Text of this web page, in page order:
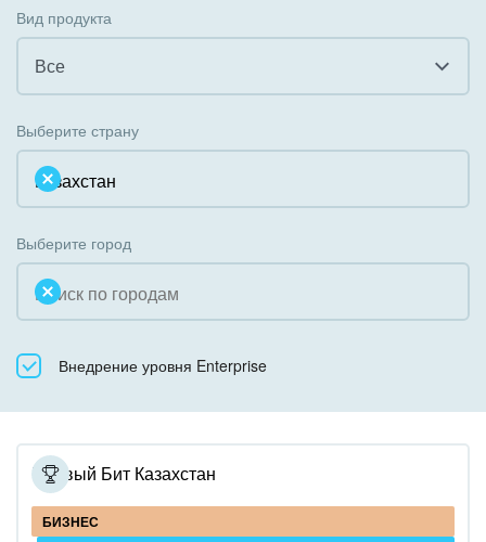
Интеграция с 1С
Внедрение Бизнес-процессов
Системное администрирование
Интернет-магазин и CRM
Крупные корпоративные внедрения
Внедрение для медицины
Внедрение для гос.организаций
Внедрение онлайн-продаж
Внедрение онлайн-офиса / Интранета
Государственные организации
Коммунальные услуги, ЖКХ
Некоммерческие, религиозные организации,
Недвижимость, риэлтерские компании
Образование, наука
Общественно-политические организации
Охрана, безопасность
Промышленность
СМИ, издательства, справочники
Вид продукта
Все
Облачный Битрикс24
Коробочная версия
Выберите страну
Выберите город
Внедрение уровня Enterprise
Первый Бит Казахстан
БИЗНЕС